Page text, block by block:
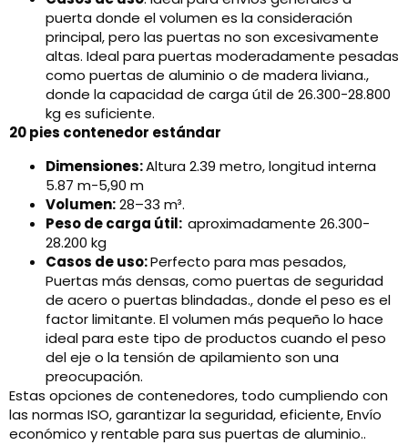
puerta donde el volumen es la consideración
principal, pero las puertas no son excesivamente
altas. Ideal para puertas moderadamente pesadas
como puertas de aluminio o de madera liviana.,
donde la capacidad de carga útil de 26.300-28.800
kg es suficiente.
20 pies contenedor estándar
Dimensiones:Altura 2.39 metro, longitud interna
5.87 m-5,90 m
Volumen:28–33 m³.
Peso de carga útil: aproximadamente 26.300-
28.200 kg
Casos de uso:Perfecto para mas pesados,
Puertas más densas, como puertas de seguridad
de acero o puertas blindadas., donde el peso es el
factor limitante. El volumen más pequeño lo hace
ideal para este tipo de productos cuando el peso
del eje o la tensión de apilamiento son una
preocupación.
Estas opciones de contenedores, todo cumpliendo con
las normas ISO, garantizar la seguridad, eficiente, Envío
económico y rentable para sus puertas de aluminio..